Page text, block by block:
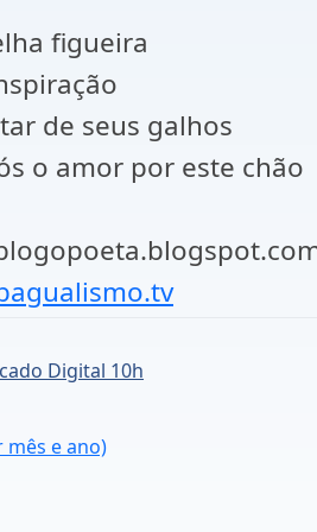
figueira
de seus galhos
o amor por este chão
Digital 10h
mês e ano)